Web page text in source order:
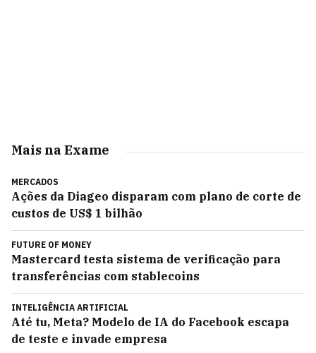
Mais na Exame
MERCADOS
Ações da Diageo disparam com plano de corte de
custos de US$ 1 bilhão
FUTURE OF MONEY
Mastercard testa sistema de verificação para
transferências com stablecoins
INTELIGÊNCIA ARTIFICIAL
Até tu, Meta? Modelo de IA do Facebook escapa
de teste e invade empresa